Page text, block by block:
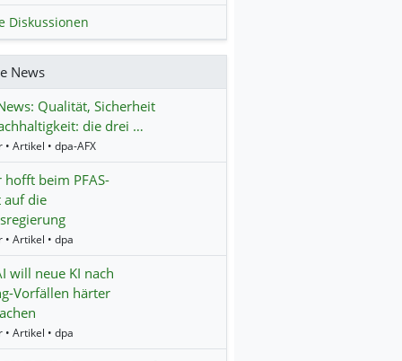
Diskussionen
News
Qualität, Sicherheit
die drei …
• Artikel • dpa-AFX
hofft beim PFAS-
auf die
• Artikel • dpa
will neue KI nach
Vorfällen härter
• Artikel • dpa